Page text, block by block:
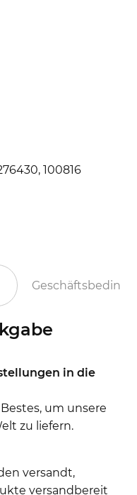
100816
in die
um unsere
zu liefern.
versandt,
versandbereit